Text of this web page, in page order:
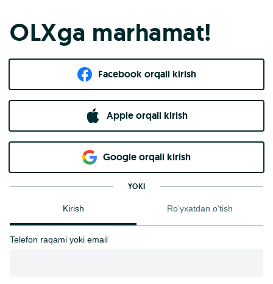
OLXga marhamat!
Facebook orqali kirish​
Apple orqali kirish
Goo​g​le orqali kirish
YOKI
Kirish Ro‘yxatdan o‘tish
Telefon raqami yoki email